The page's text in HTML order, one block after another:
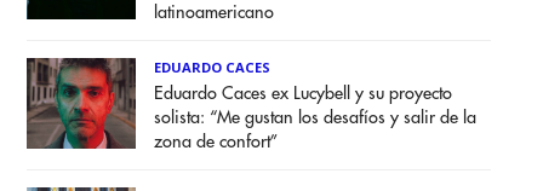
latinoamericano
EDUARDO CACES
Eduardo Caces ex Lucybell y su proyecto
solista: “Me gustan los desafíos y salir de la
zona de confort”